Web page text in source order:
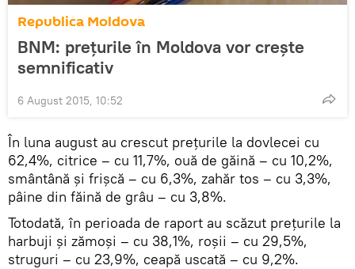
Republica Moldova
BNM: preţurile în Moldova vor creşte
semnificativ
6 August 2015, 10:52
În luna august au crescut preţurile la dovlecei cu
62,4%, citrice – cu 11,7%, ouă de găină – cu 10,2%,
smântână şi frişcă – cu 6,3%, zahăr tos – cu 3,3%,
pâine din făină de grâu – cu 3,8%.
Totodată, în perioada de raport au scăzut preţurile la
harbuji şi zămoşi – cu 38,1%, roşii – cu 29,5%,
struguri – cu 23,9%, ceapă uscată – cu 9,2%.